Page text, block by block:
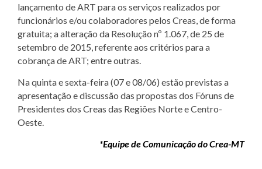
lançamento de ART para os serviços realizados por
funcionários e/ou colaboradores pelos Creas, de forma
gratuita; a alteração da Resolução nº 1.067, de 25 de
setembro de 2015, referente aos critérios para a
cobrança de ART; entre outras.
Na quinta e sexta-feira (07 e 08/06) estão previstas a
apresentação e discussão das propostas dos Fóruns de
Presidentes dos Creas das Regiões Norte e Centro-
Oeste.
*Equipe de Comunicação do Crea-MT